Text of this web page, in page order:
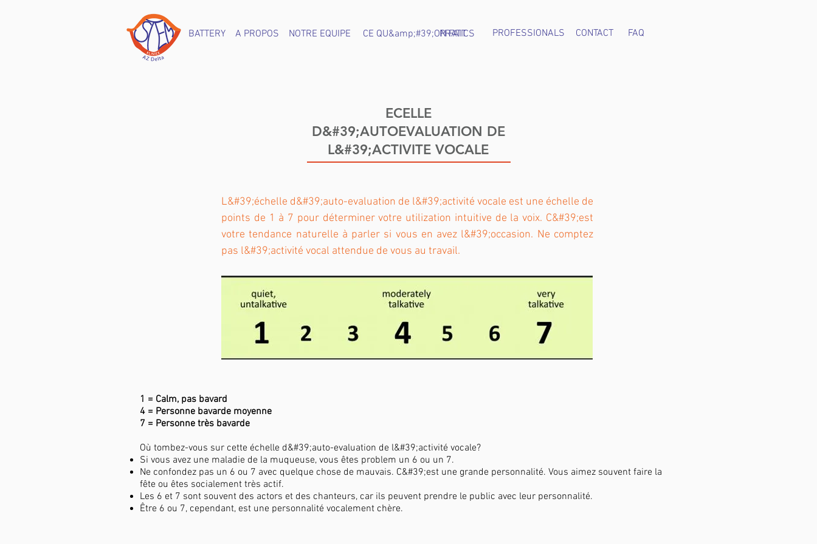
FAQ
CONTACT
PROFESSIONALS
PRATICS
CE QU&amp;#39;ON FAIT
NOTRE EQUIPE
A PROPOS
BATTERY
ECELLE
D&#39;AUTOEVALUATION DE
L&#39;ACTIVITE VOCALE
L&#39;échelle d&#39;auto-evaluation de l&#39;activité vocale est une échelle de
points de 1 à 7 pour déterminer votre utilization intuitive de la voix. C&#39;est
votre tendance naturelle à parler si vous en avez l&#39;occasion. Ne comptez
pas l&#39;activité vocal attendue de vous au travail.
1 = Calm, pas bavard
4 = Personne bavarde moyenne
7 = Personne très bavarde
Où tombez-vous sur cette échelle d&#39;auto-evaluation de l&#39;activité vocale?
Si vous avez une maladie de la muqueuse, vous êtes problem un 6 ou un 7.
Ne confondez pas un 6 ou 7 avec quelque chose de mauvais. C&#39;est une grande personnalité. Vous aimez souvent faire la
fête ou êtes socialement très actif.
Les 6 et 7 sont souvent des actors et des chanteurs, car ils peuvent prendre le public avec leur personnalité.
Être 6 ou 7, cependant, est une personnalité vocalement chère.